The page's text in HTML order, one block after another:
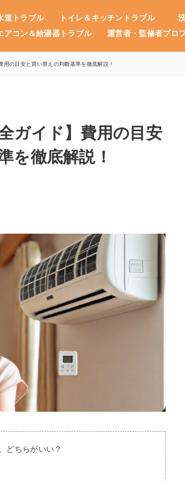
道トラブル トイレ＆キッチントラブル
アコン＆給湯器トラブル
運営者・監修者プロ
用の目安と買い替えの判断基準を徹底解説！
ガイド】費用の目安
を徹底解説！
どちらがいい？